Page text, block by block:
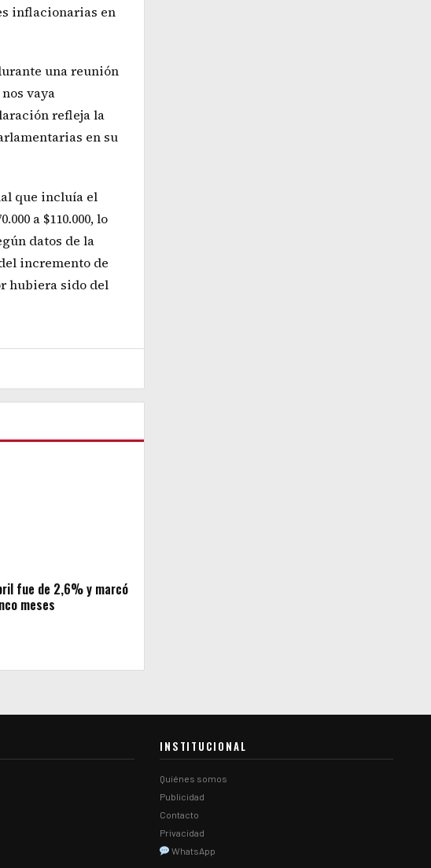
inflacionarias en
una reunión
vaya
refleja la
en su
que incluía el
a $110.000, lo
datos de la
incremento de
hubiera sido del
fue de 2,6% y marcó
meses
INSTITUCIONAL
Quiénes somos
Publicidad
Contacto
Privacidad
WhatsApp